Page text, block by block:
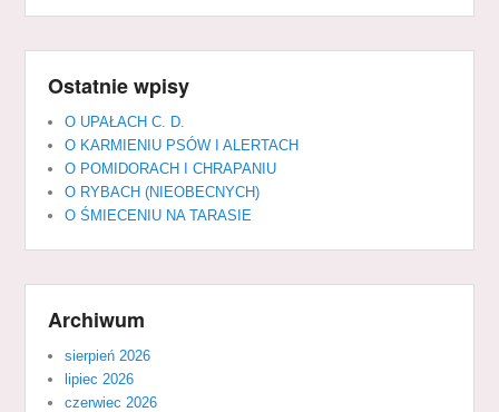
Ostatnie wpisy
O UPAŁACH C. D.
O KARMIENIU PSÓW I ALERTACH
O POMIDORACH I CHRAPANIU
O RYBACH (NIEOBECNYCH)
O ŚMIECENIU NA TARASIE
Archiwum
sierpień 2026
lipiec 2026
czerwiec 2026